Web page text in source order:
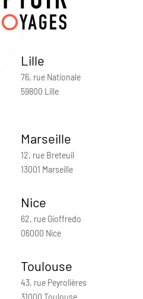
Lille
76, rue Nationale
59800 Lille
Marseille
12, rue Breteuil
13001 Marseille
Nice
62, rue Gioffredo
06000 Nice
Toulouse
43, rue Peyrolières
31000 Toulouse